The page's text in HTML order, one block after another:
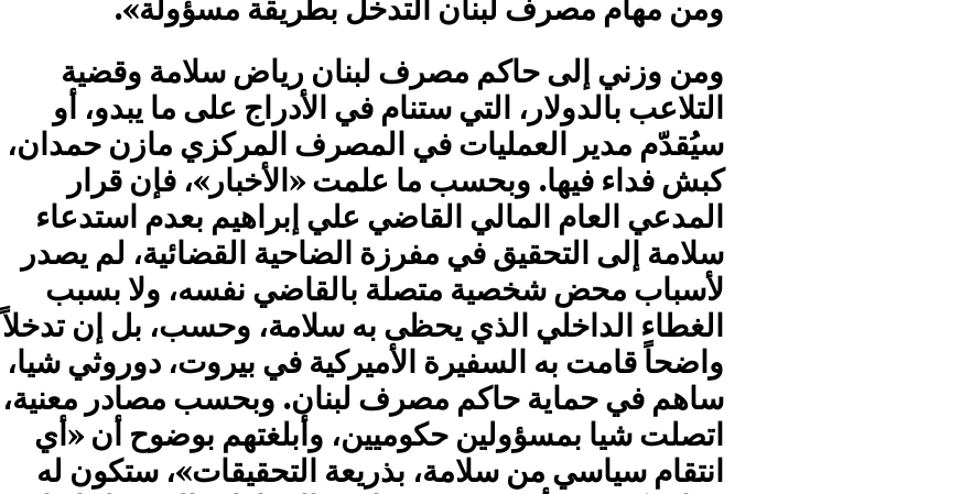
ومن مهام مصرف لبنان التدخل بطريقة مسؤولة».
ومن وزني إلى حاكم مصرف لبنان رياض سلامة وقضية
التلاعب بالدولار، التي ستنام في الأدراج على ما يبدو، أو
سيُقدّم مدير العمليات في المصرف المركزي مازن حمدان،
كبش فداء فيها. وبحسب ما علمت «الأخبار»، فإن قرار
المدعي العام المالي القاضي علي إبراهيم بعدم استدعاء
سلامة إلى التحقيق في مفرزة الضاحية القضائية، لم يصدر
لأسباب محض شخصية متصلة بالقاضي نفسه، ولا بسبب
الغطاء الداخلي الذي يحظى به سلامة، وحسب، بل إن تدخلاً
واضحاً قامت به السفيرة الأميركية في بيروت، دوروثي شيا،
ساهم في حماية حاكم مصرف لبنان. وبحسب مصادر معنية،
اتصلت شيا بمسؤولين حكوميين، وأبلغتهم بوضوح أن «أي
انتقام سياسي من سلامة، بذريعة التحقيقات»، ستكون له